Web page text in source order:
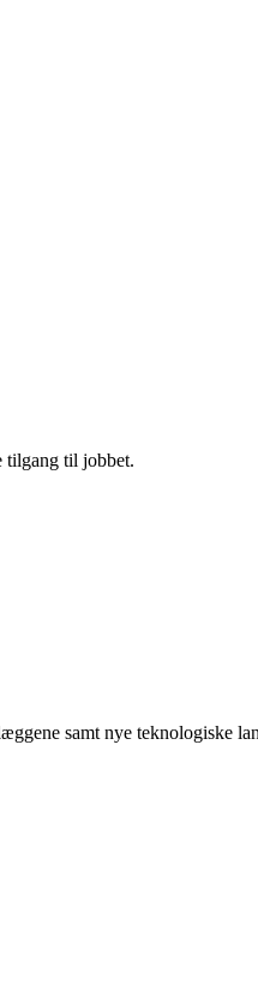
tilgang til jobbet.
samt nye teknologiske